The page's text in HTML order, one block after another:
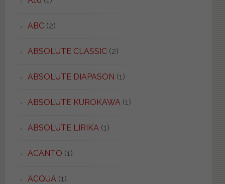
ABC(2)
ABSOLUTE CLASSIC(2)
ABSOLUTE DIAPASON (1)
ABSOLUTE KUROKAWA (1)
ABSOLUTE LIRIKA (1)
ACANTO (1)
ACQUA (1)